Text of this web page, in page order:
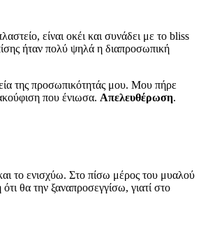
είναι οκέι και συνάδει με το bliss
ήταν πολύ ψηλά η διαπροσωπική
της προσωπικότητάς μου. Μου πήρε
που ένιωσα. Απελευθέρωση.
το ενισχύω. Στο πίσω μέρος του μυαλού
θα την ξαναπροσεγγίσω, γιατί στο